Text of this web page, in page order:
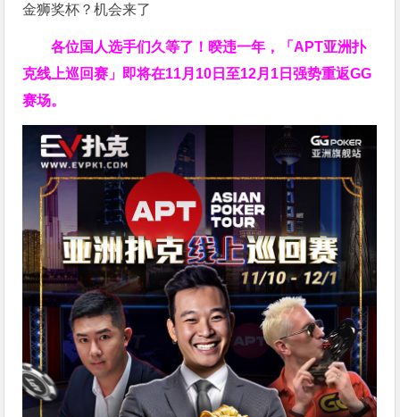
金狮奖杯？机会来了
各位国人选手们久等了！暌违一年，「APT亚洲扑
克线上巡回赛」即将在11月10日至12月1日强势重返GG
赛场。